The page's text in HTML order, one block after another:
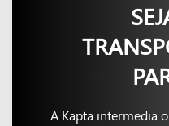
A Kapta intermedia